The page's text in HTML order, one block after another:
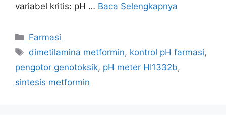
variabel kritis: pH … Baca Selengkapnya
Farmasi
dimetilamina metformin, kontrol pH farmasi,
pengotor genotoksik, pH meter HI1332b,
sintesis metformin